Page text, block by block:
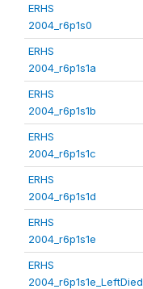
ERHS
2004_r6p1s0
ERHS
2004_r6p1s1a
ERHS
2004_r6p1s1b
ERHS
2004_r6p1s1c
ERHS
2004_r6p1s1d
ERHS
2004_r6p1s1e
ERHS
2004_r6p1s1e_LeftDied